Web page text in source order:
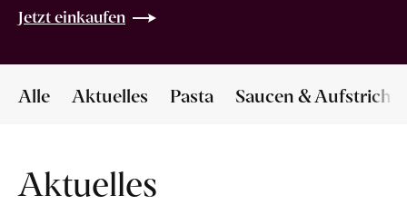
Jetzt einkaufen
Alle Aktuelles Pasta Saucen & Aufstriche
Aktuelles